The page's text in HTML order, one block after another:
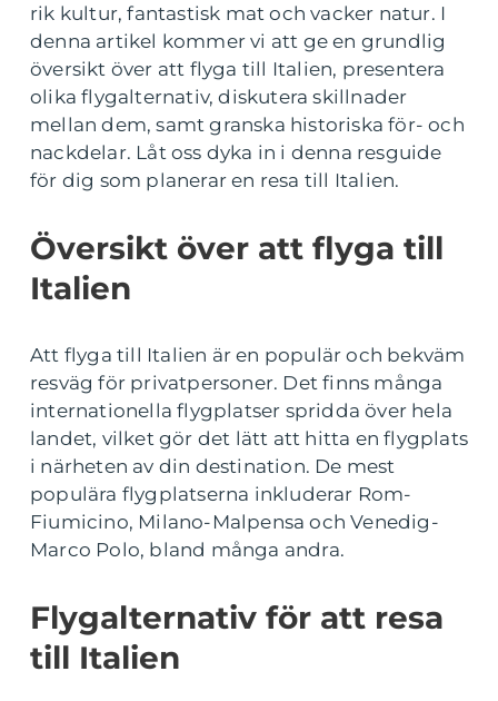
rik kultur, fantastisk mat och vacker natur. I
denna artikel kommer vi att ge en grundlig
översikt över att flyga till Italien, presentera
olika flygalternativ, diskutera skillnader
mellan dem, samt granska historiska för- och
nackdelar. Låt oss dyka in i denna resguide
för dig som planerar en resa till Italien.
Översikt över att flyga till
Italien
Att flyga till Italien är en populär och bekväm
resväg för privatpersoner. Det finns många
internationella flygplatser spridda över hela
landet, vilket gör det lätt att hitta en flygplats
i närheten av din destination. De mest
populära flygplatserna inkluderar Rom-
Fiumicino, Milano-Malpensa och Venedig-
Marco Polo, bland många andra.
Flygalternativ för att resa
till Italien